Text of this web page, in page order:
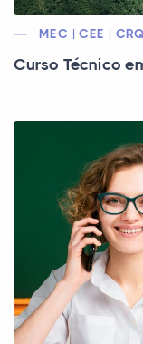
MEC | CEE |
Curso Técnico